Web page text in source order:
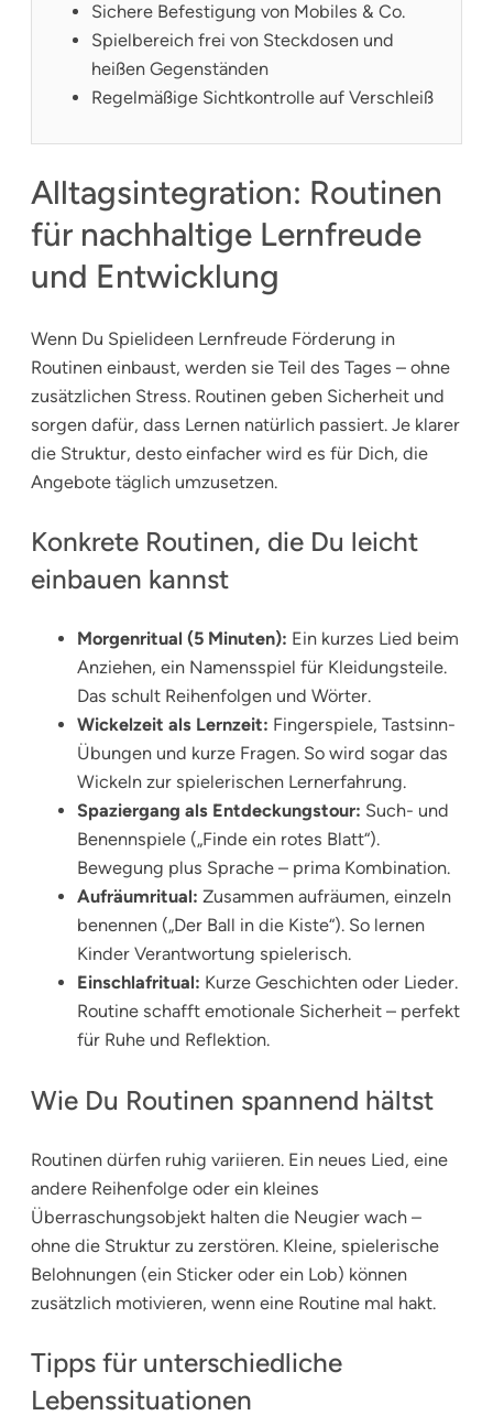
Sichere Befestigung von Mobiles & Co.
Spielbereich frei von Steckdosen und
heißen Gegenständen
Regelmäßige Sichtkontrolle auf Verschleiß
Alltagsintegration: Routinen
für nachhaltige Lernfreude
und Entwicklung
Wenn Du Spielideen Lernfreude Förderung in
Routinen einbaust, werden sie Teil des Tages – ohne
zusätzlichen Stress. Routinen geben Sicherheit und
sorgen dafür, dass Lernen natürlich passiert. Je klarer
die Struktur, desto einfacher wird es für Dich, die
Angebote täglich umzusetzen.
Konkrete Routinen, die Du leicht
einbauen kannst
Morgenritual (5 Minuten): Ein kurzes Lied beim
Anziehen, ein Namensspiel für Kleidungsteile.
Das schult Reihenfolgen und Wörter.
Wickelzeit als Lernzeit: Fingerspiele, Tastsinn-
Übungen und kurze Fragen. So wird sogar das
Wickeln zur spielerischen Lernerfahrung.
Spaziergang als Entdeckungstour: Such- und
Benennspiele („Finde ein rotes Blatt“).
Bewegung plus Sprache – prima Kombination.
Aufräumritual: Zusammen aufräumen, einzeln
benennen („Der Ball in die Kiste“). So lernen
Kinder Verantwortung spielerisch.
Einschlafritual: Kurze Geschichten oder Lieder.
Routine schafft emotionale Sicherheit – perfekt
für Ruhe und Reflektion.
Wie Du Routinen spannend hältst
Routinen dürfen ruhig variieren. Ein neues Lied, eine
andere Reihenfolge oder ein kleines
Überraschungsobjekt halten die Neugier wach –
ohne die Struktur zu zerstören. Kleine, spielerische
Belohnungen (ein Sticker oder ein Lob) können
zusätzlich motivieren, wenn eine Routine mal hakt.
Tipps für unterschiedliche
Lebenssituationen